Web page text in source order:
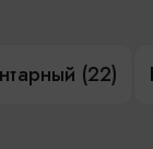
(22)